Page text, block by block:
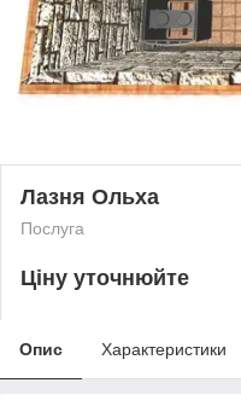
Лазня Ольха
Послуга
Ціну уточнюйте
Опис Характеристики